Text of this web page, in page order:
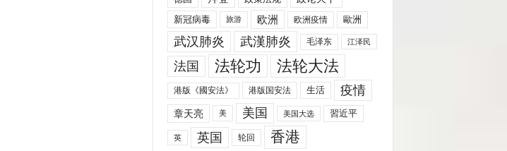
新冠病毒
旅游 欧洲 欧洲疫情 歐洲
武汉肺炎 武漢肺炎 毛泽东 江泽民
法国 法轮功 法轮大法
港版《國安法》 港版国安法 生活 疫情
章天亮 美 美国 美国大选 習近平
英 英国 轮回 香港